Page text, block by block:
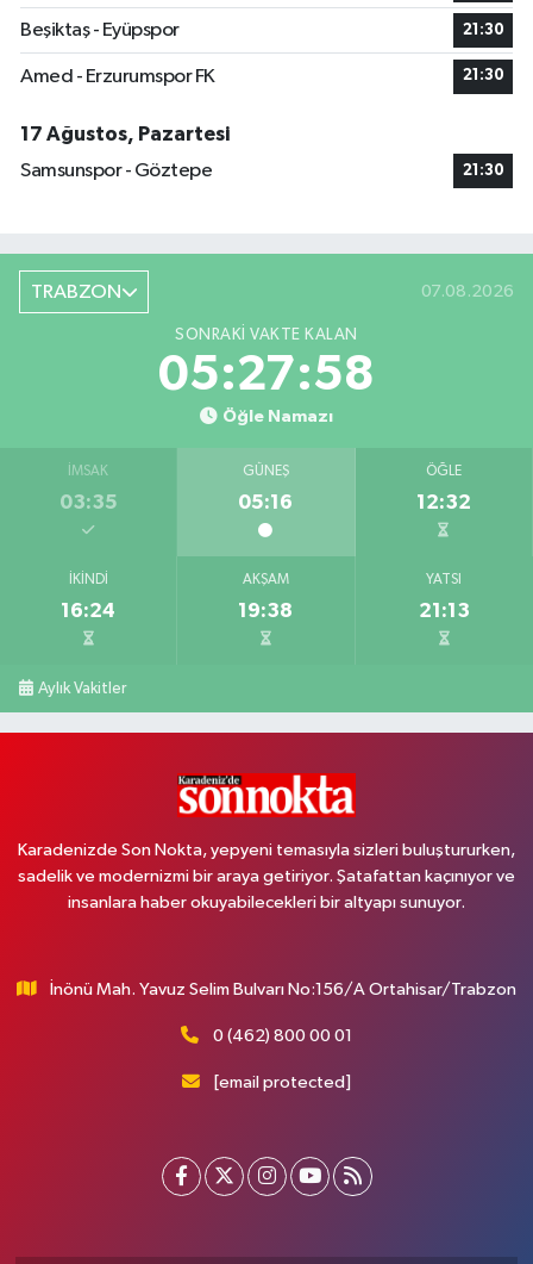
Beşiktaş - Eyüpspor 21:30
Amed - Erzurumspor FK 21:30
17 Ağustos, Pazartesi
Samsunspor - Göztepe
21:30
TRABZON 07.08.2026
SONRAKI VAKTE KALAN
05:27:57
Öğle Namazı
İMSAK
03:35
GÜNEŞ
05:16
ÖĞLE
12:32
İKINDI
16:24
AKŞAM
19:38
YATSI
21:13
Aylık Vakitler
Karadenizde Son Nokta, yepyeni temasıyla sizleri buluştururken,
sadelik ve modernizmi bir araya getiriyor. Şatafattan kaçınıyor ve
insanlara haber okuyabilecekleri bir altyapı sunuyor.
İnönü Mah. Yavuz Selim Bulvarı No:156/A Ortahisar/Trabzon
0 (462) 800 00 01
[email protected]